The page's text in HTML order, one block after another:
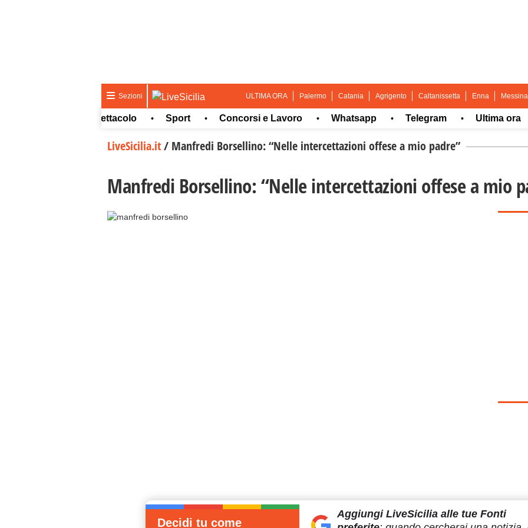
Sezioni ULTIMA ORA Palermo Catania Agrigento Caltanissetta Enna Messina
Cultura e spettacolo • Sport • Concorsi e Lavoro • Whatsapp • Telegram • Ultima ora •
LiveSicilia.it/ Manfredi Borsellino: “Nelle intercettazioni offese a mio padre”
Manfredi Borsellino: “Nelle intercettazioni offese a mio
Decidi tu come
Aggiungi LiveSiciliaalle tue Fonti